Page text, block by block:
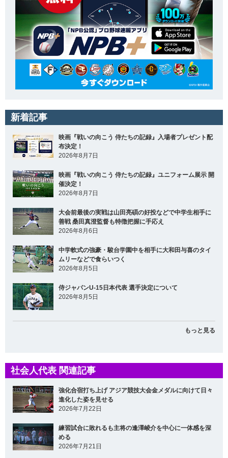
新着記事
映画『戦いの向こう 侍たちの記録』入場者プレゼント配
布決定！
2026年8月7日
映画『戦いの向こう 侍たちの記録』ユニフォーム展示 開
催決定！
2026年8月7日
大会前最後の実戦は山田亮碩の好投などで中学生相手に
善戦 桑田真澄監督も特徴把握に手応え
2026年8月6日
中学軟式の強豪・駿台学園中を相手に大和田与喜のタイ
ムリーなどで食らいつく
2026年8月5日
侍ジャパンU-15日本代表 選手決定について
2026年8月5日
もっと見る
社会人代表 関連記事
強化合宿打ち上げ アジア競技大会金メダルに向けて日々
進化した姿を見せる
2026年7月22日
練習試合に敗れるも主将の逢澤崚介を中心に一体感を深
める
2026年7月21日